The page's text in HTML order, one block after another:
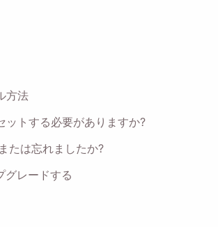
方法
ットする必要がありますか?
たは忘れましたか?
グレードする
とになります。